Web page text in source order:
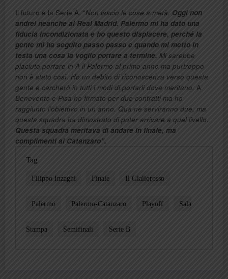
Il futuro e la Serie A. “Non lascio le cose a metà. Oggi non
andrei neanche al Real Madrid. Palermo mi ha dato una
fiducia incondizionata e ho questo dispiacere, perché la
gente mi ha seguito passo passo e quando mi metto in
testa una cosa la voglio portare a termine. Mi sarebbe
piaciuto portare in A il Palermo al primo anno ma purtroppo
non è stato così. Ho un debito di riconoscenza verso questa
gente e cercherò in tutti i modi di portarli dove meritano. A
Benevento e Pisa ho firmato per due contratti ma ho
raggiunto l’obiettivo in un anno. Qua ne serviranno due, ma
questa squadra ha dimostrato di poter arrivare a quel livello.
Questa squadra meritava di andare in finale, ma
complimenti al Catanzaro”.
Tag
Filippo Inzaghi Finale Il Giallorosso
Palermo Palermo-Catanzaro Playoff Sala
Stampa Semifinali Serie B